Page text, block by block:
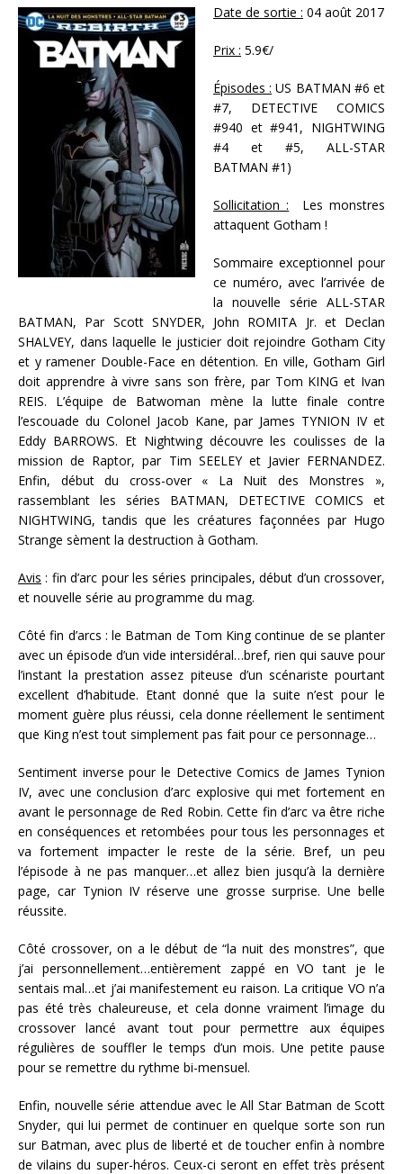
Date de sortie : 04 août 2017
Prix : 5.9€/
Épisodes : US BATMAN #6 et
#7, DETECTIVE COMICS
#940 et #941, NIGHTWING
#4 et #5, ALL-STAR
BATMAN #1)
Sollicitation : Les monstres
attaquent Gotham !
Sommaire exceptionnel pour
ce numéro, avec l’arrivée de
la nouvelle série ALL-STAR
BATMAN, Par Scott SNYDER, John ROMITA Jr. et Declan
SHALVEY, dans laquelle le justicier doit rejoindre Gotham City
et y ramener Double-Face en détention. En ville, Gotham Girl
doit apprendre à vivre sans son frère, par Tom KING et Ivan
REIS. L’équipe de Batwoman mène la lutte finale contre
l’escouade du Colonel Jacob Kane, par James TYNION IV et
Eddy BARROWS. Et Nightwing découvre les coulisses de la
mission de Raptor, par Tim SEELEY et Javier FERNANDEZ.
Enfin, début du cross-over « La Nuit des Monstres »,
rassemblant les séries BATMAN, DETECTIVE COMICS et
NIGHTWING, tandis que les créatures façonnées par Hugo
Strange sèment la destruction à Gotham.
Avis : fin d’arc pour les séries principales, début d’un crossover,
et nouvelle série au programme du mag.
Côté fin d’arcs : le Batman de Tom King continue de se planter
avec un épisode d’un vide intersidéral…bref, rien qui sauve pour
l’instant la prestation assez piteuse d’un scénariste pourtant
excellent d’habitude. Etant donné que la suite n’est pour le
moment guère plus réussi, cela donne réellement le sentiment
que King n’est tout simplement pas fait pour ce personnage…
Sentiment inverse pour le Detective Comics de James Tynion
IV, avec une conclusion d’arc explosive qui met fortement en
avant le personnage de Red Robin. Cette fin d’arc va être riche
en conséquences et retombées pour tous les personnages et
va fortement impacter le reste de la série. Bref, un peu
l’épisode à ne pas manquer…et allez bien jusqu’à la dernière
page, car Tynion IV réserve une grosse surprise. Une belle
réussite.
Côté crossover, on a le début de “la nuit des monstres”, que
j’ai personnellement…entièrement zappé en VO tant je le
sentais mal…et j’ai manifestement eu raison. La critique VO n’a
pas été très chaleureuse, et cela donne vraiment l’image du
crossover lancé avant tout pour permettre aux équipes
régulières de souffler le temps d’un mois. Une petite pause
pour se remettre du rythme bi-mensuel.
Enfin, nouvelle série attendue avec le All Star Batman de Scott
Snyder, qui lui permet de continuer en quelque sorte son run
sur Batman, avec plus de liberté et de toucher enfin à nombre
de vilains du super-héros. Ceux-ci seront en effet très présent